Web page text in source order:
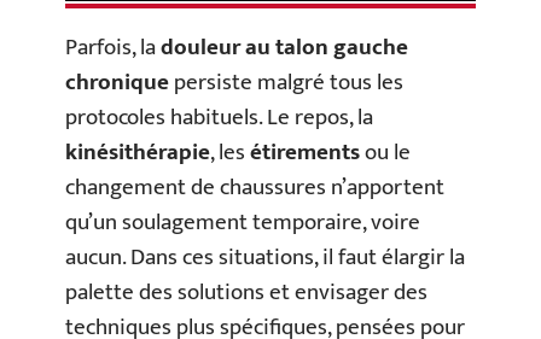
Parfois, ladouleur au talon gauche
chroniquepersiste malgré tous les
protocoles habituels. Le repos, la
kinésithérapie, lesétirementsou le
changement de chaussures n’apportent
qu’un soulagement temporaire, voire
aucun. Dans ces situations, il faut élargir la
palette des solutions et envisager des
techniques plus spécifiques, pensées pour